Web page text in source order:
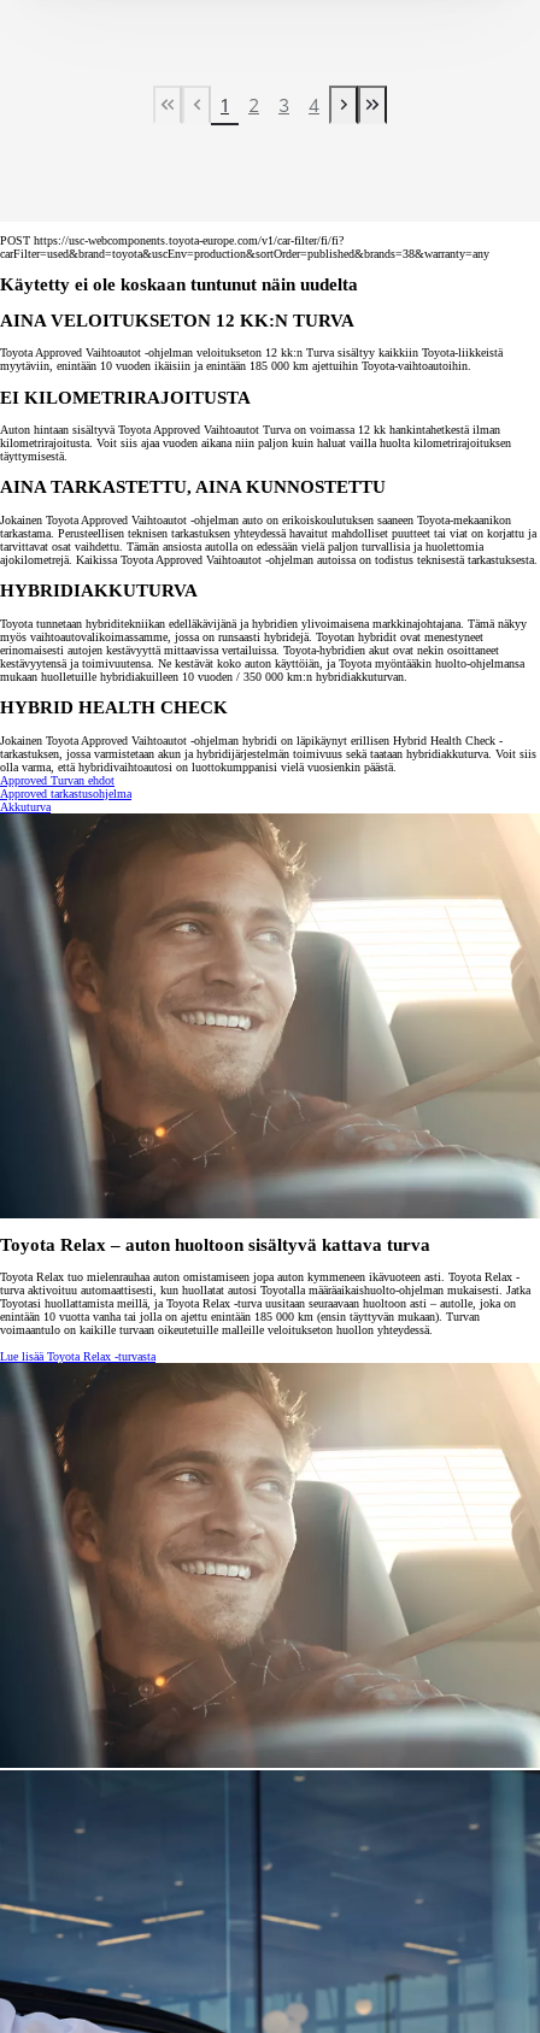
First Page
Previous page
1 2 3 4
Next page
Last Page
POST https://usc-webcomponents.toyota-europe.com/v1/car-filter/fi/fi?
carFilter=used&brand=toyota&uscEnv=production&sortOrder=published&brands=38&warranty=any
Käytetty ei ole koskaan tuntunut näin uudelta
AINA VELOITUKSETON 12 KK:N TURVA
Toyota Approved Vaihtoautot -ohjelman veloitukseton 12 kk:n Turva sisältyy kaikkiin Toyota-liikkeistä
myytäviin, enintään 10 vuoden ikäisiin ja enintään 185 000 km ajettuihin Toyota-vaihtoautoihin.
EI KILOMETRIRAJOITUSTA
Auton hintaan sisältyvä Toyota Approved Vaihtoautot Turva on voimassa 12 kk hankintahetkestä ilman
kilometrirajoitusta. Voit siis ajaa vuoden aikana niin paljon kuin haluat vailla huolta kilometrirajoituksen
täyttymisestä.
AINA TARKASTETTU, AINA KUNNOSTETTU
Jokainen Toyota Approved Vaihtoautot -ohjelman auto on erikoiskoulutuksen saaneen Toyota-mekaanikon
tarkastama. Perusteellisen teknisen tarkastuksen yhteydessä havaitut mahdolliset puutteet tai viat on korjattu ja
tarvittavat osat vaihdettu. Tämän ansiosta autolla on edessään vielä paljon turvallisia ja huolettomia
ajokilometrejä. Kaikissa Toyota Approved Vaihtoautot -ohjelman autoissa on todistus teknisestä tarkastuksesta.
HYBRIDIAKKUTURVA
Toyota tunnetaan hybriditekniikan edelläkävijänä ja hybridien ylivoimaisena markkinajohtajana. Tämä näkyy
myös vaihtoautovalikoimassamme, jossa on runsaasti hybridejä. Toyotan hybridit ovat menestyneet
erinomaisesti autojen kestävyyttä mittaavissa vertailuissa. Toyota-hybridien akut ovat nekin osoittaneet
kestävyytensä ja toimivuutensa. Ne kestävät koko auton käyttöiän, ja Toyota myöntääkin huolto-ohjelmansa
mukaan huolletuille hybridiakuilleen 10 vuoden / 350 000 km:n hybridiakkuturvan.
HYBRID HEALTH CHECK
Jokainen Toyota Approved Vaihtoautot -ohjelman hybridi on läpikäynyt erillisen Hybrid Health Check -
tarkastuksen, jossa varmistetaan akun ja hybridijärjestelmän toimivuus sekä taataan hybridiakkuturva. Voit siis
olla varma, että hybridivaihtoautosi on luottokumppanisi vielä vuosienkin päästä.
Approved Turvan ehdot
Approved tarkastusohjelma
Akkuturva
Toyota Relax – auton huoltoon sisältyvä kattava turva
Toyota Relax tuo mielenrauhaa auton omistamiseen jopa auton kymmeneen ikävuoteen asti. Toyota Relax -
turva aktivoituu automaattisesti, kun huollatat autosi Toyotalla määräaikaishuolto-ohjelman mukaisesti. Jatka
Toyotasi huollattamista meillä, ja Toyota Relax -turva uusitaan seuraavaan huoltoon asti – autolle, joka on
enintään 10 vuotta vanha tai jolla on ajettu enintään 185 000 km (ensin täyttyvän mukaan). Turvan
voimaantulo on kaikille turvaan oikeutetuille malleille veloitukseton huollon yhteydessä.
Lue lisää Toyota Relax -turvasta